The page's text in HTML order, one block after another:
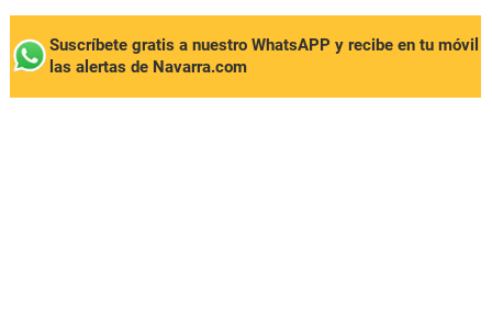
Suscríbete gratis a nuestro WhatsAPP y recibe en tu móvil
las alertas de Navarra.com